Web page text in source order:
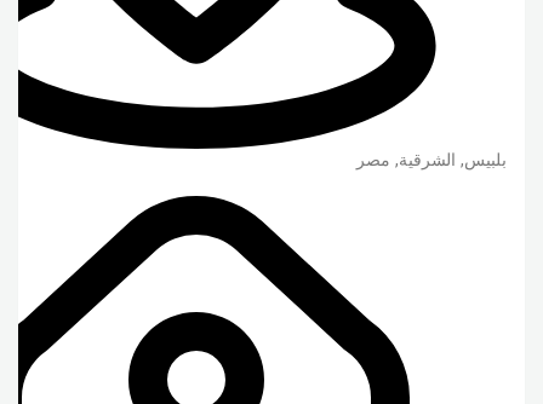
بلبيس, الشرقية, مصر